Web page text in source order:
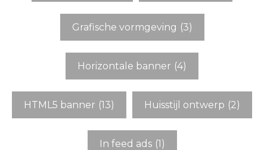
Grafische vormgeving (3)
Horizontale banner (4)
HTML5 banner (13) Huisstijl ontwerp (2)
In feed ads (1)